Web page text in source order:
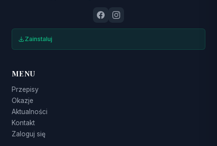
Zainstaluj
MENU
Przepisy
Okazje
Aktualności
Kontakt
Zaloguj się